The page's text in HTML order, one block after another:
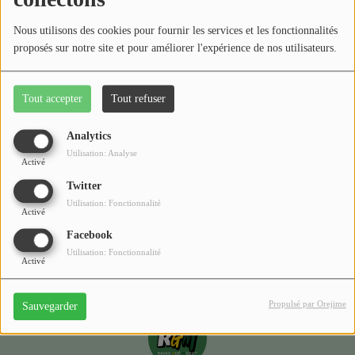
Nous utilisons des cookies pour fournir les services et les fonctionnalités
proposés sur notre site et pour améliorer l'expérience de nos utilisateurs.
Tout accepter Tout refuser
Analytics
Activé
Utilisation: Analyse
Twitter
Activé
Utilisation: Fonctionnalité
Facebook
Activé
Utilisation: Fonctionnalité
Sauvegarder Propulsé par Orejime
Médias
Podcasts
Photos
Dédicaces
Jeux Concours
Contact
Oups, vous avez
rencontré une erreur.